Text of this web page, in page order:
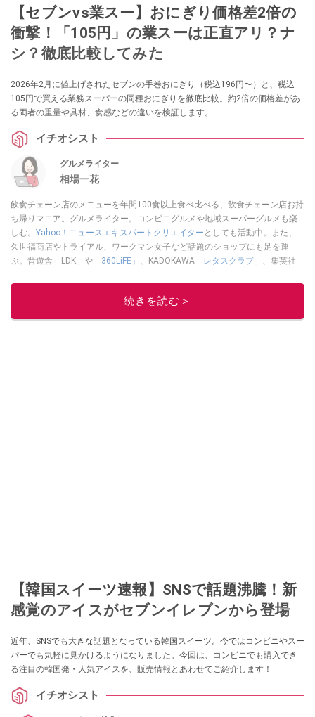
【セブンvs業スー】おにぎり価格差2倍の
衝撃！「105円」の業スーは正直アリ？ナ
シ？徹底比較してみた
2026年2月に値上げされたセブンの手巻おにぎり（税込196円〜）と、税込
105円で買える業務スーパーの同種おにぎりを徹底比較。約2倍の価格差があ
る両者の重量や具材、食感などの違いを検証します。
イチオシスト
グルメライター
相場一花
飲食チェーン店のメニューを年間100食以上食べ比べる、飲食チェーン店お持
ち帰りマニア。グルメライター。コンビニグルメや地域スーパーグルメも楽
しむ。 Yahoo！ニュースエキスパートクリエイター としても活動中。また、
久世福商店やトライアル、ワークマン女子など話題のショップにも足を運
ぶ。晋遊舎「LDK」や 「360LiFE」 、KADOKAWA 「レタスクラブ」
、集英社
ルメライター、食の専門家として出演実績あり。
続きを読む＞
【韓国スイーツ速報】SNSで話題沸騰！新
感覚のアイスがセブンイレブンから登場
近年、SNSでも大きな話題となっている韓国スイーツ。今ではコンビニやスー
パーでも気軽に見かけるようになりました。今回は、コンビニでも購入でき
る注目の韓国発・人気アイスを、販売情報とあわせてご紹介します！
イチオシスト